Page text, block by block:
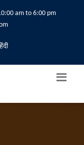
am to 6:00 pm